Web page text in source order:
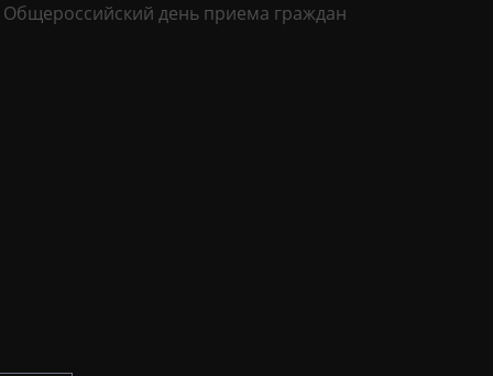
Общероссийский день приема граждан